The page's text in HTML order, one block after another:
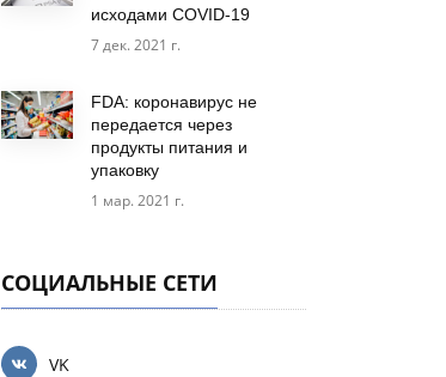
исходами COVID-19
7 дек. 2021 г.
FDA: коронавирус не
передается через
продукты питания и
упаковку
1 мар. 2021 г.
СОЦИАЛЬНЫЕ СЕТИ
VK